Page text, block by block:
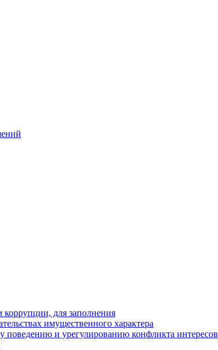
для заполнения
имущественного характера
и урегулированию конфликта интересов